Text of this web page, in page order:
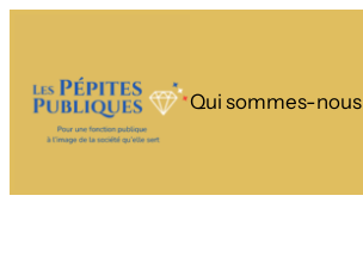
Qui sommes-nous